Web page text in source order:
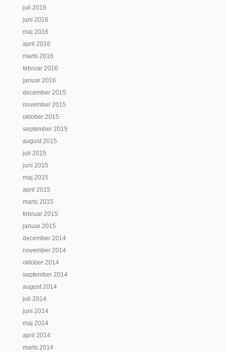
juli 2016
juni 2016
maj 2016
april 2016
marts 2016
februar 2016
januar 2016
december 2015
november 2015
oktober 2015
september 2015
august 2015
juli 2015
juni 2015
maj 2015
april 2015
marts 2015
februar 2015
januar 2015
december 2014
november 2014
oktober 2014
september 2014
august 2014
juli 2014
juni 2014
maj 2014
april 2014
marts 2014